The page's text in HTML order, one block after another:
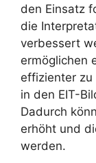
den Einsatz
die
verbessert
ermöglichen
effizienter zu
in den EIT-
Dadurch
erhöht und
werden.